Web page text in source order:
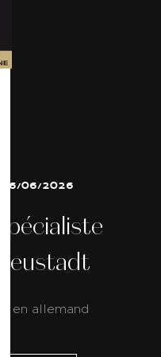
16/06/2026
en allemand